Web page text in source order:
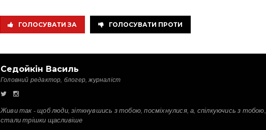
ГОЛОСУВАТИ ЗА ГОЛОСУВАТИ ПРОТИ
Седойкін Василь
Головний редактор, блогер, журналіст
Живи так - щоб люди, зіткнувшись з тобою, посміхнулися, а, спілкуючись з тобою,
стали трішки щасливіше